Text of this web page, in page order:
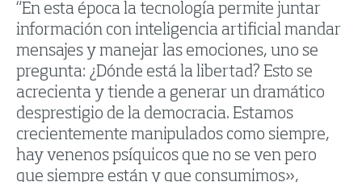
“En esta época la tecnología permite juntar
información con inteligencia artificial mandar
mensajes y manejar las emociones, uno se
pregunta: ¿Dónde está la libertad? Esto se
acrecienta y tiende a generar un dramático
desprestigio de la democracia. Estamos
crecientemente manipulados como siempre,
hay venenos psíquicos que no se ven pero
que siempre están y que consumimos»,